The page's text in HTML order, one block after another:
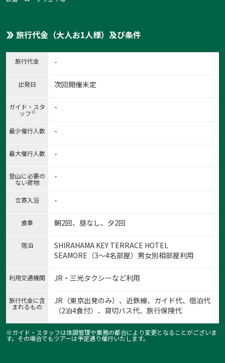
旅行代金（大人お1人様）及び条件
旅行代金 -
出発日 次回開催未定
ガイド・スタ
ッフ※ -
最少催行人数 -
最大催行人数 -
登山に必要の
ない荷物
-
立寄入浴 -
食事 朝2回、昼なし、夕2回
宿泊
SHIRAHAMA KEY TERRACE HOTEL
SEAMORE（3～4名部屋）男女別相部屋利用
利用交通機関 JR・三光タクシーなど利用
旅行代金に含
まれるもの
JR（東京出発のみ）、近鉄線、ガイド代、宿泊代
（2泊4食付）、貸切バス代、旅行保険代
※ガイド・スタッフは体調管理や業務の都合により変更となることがございま
す。その場合でもツアーは予定通り催行いたします。
1:闘鶏神社(田辺観光協会)